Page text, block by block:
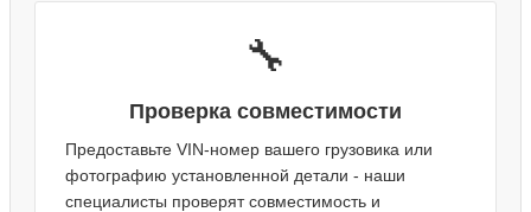
🔧
Проверка совместимости
Предоставьте VIN-номер вашего грузовика или
фотографию установленной детали - наши
специалисты проверят совместимость и